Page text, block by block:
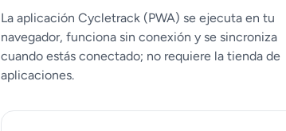
La aplicación Cycletrack (PWA) se ejecuta en tu
navegador, funciona sin conexión y se sincroniza
cuando estás conectado; no requiere la tienda de
aplicaciones.